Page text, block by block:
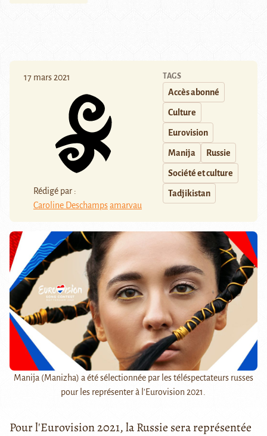
17 mars 2021
Rédigé par :
Caroline Deschampsamarvau
TAGS
Accès abonné
Culture
Eurovision
Manija Russie
Société et culture
Tadjikistan
Manija (Manizha) a été sélectionnée par les téléspectateurs russes
pour les représenter à l'Eurovision 2021.
Pour l'Eurovision 2021, la Russie sera représentée